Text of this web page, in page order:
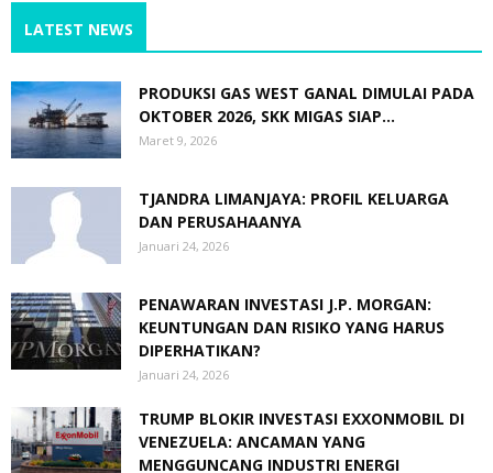
LATEST NEWS
PRODUKSI GAS WEST GANAL DIMULAI PADA
OKTOBER 2026, SKK MIGAS SIAP...
Maret 9, 2026
TJANDRA LIMANJAYA: PROFIL KELUARGA
DAN PERUSAHAANYA
Januari 24, 2026
PENAWARAN INVESTASI J.P. MORGAN:
KEUNTUNGAN DAN RISIKO YANG HARUS
DIPERHATIKAN?
Januari 24, 2026
TRUMP BLOKIR INVESTASI EXXONMOBIL DI
VENEZUELA: ANCAMAN YANG
MENGGUNCANG INDUSTRI ENERGI